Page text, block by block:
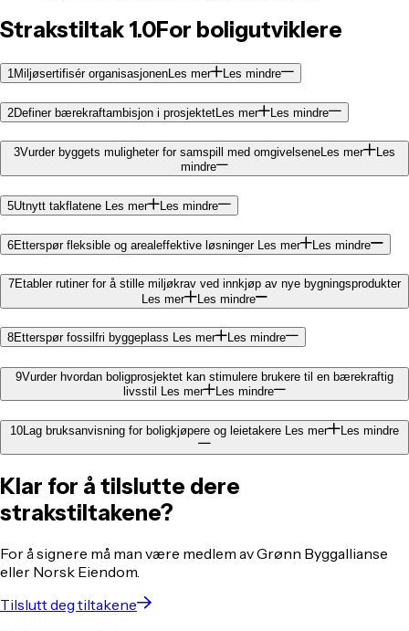
Strakstiltak 1.0For boligutviklere
1Miljøsertifisér organisasjonenLes mer Les mindre
2Definer bærekraftambisjon i prosjektetLes mer Les mindre
3Vurder byggets muligheter for samspill med omgivelsene Les mer
Les
mindre
5Utnytt takflatene Les mer Les mindre
6Etterspør fleksible og arealeffektive løsninger Les mer Les mindre
7Etabler rutiner for å stille miljøkrav ved innkjøp av nye bygningsprodukter
Les mer
Les mindre
8Etterspør fossilfri byggeplass Les mer Les mindre
9Vurder hvordan boligprosjektet kan stimulere brukere til en bærekraftig
livsstil
Les mer Les mindre
10Lag bruksanvisning for boligkjøpere og leietakere Les mer Les mindre
Klar for å tilslutte dere
strakstiltakene?
For å signere må man være medlem av Grønn Byggallianse
eller Norsk Eiendom.
Tilslutt deg tiltakene